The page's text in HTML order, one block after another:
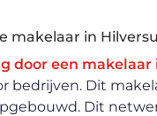
makelaar in
door een makelaar
bedrijven. Dit
Dit